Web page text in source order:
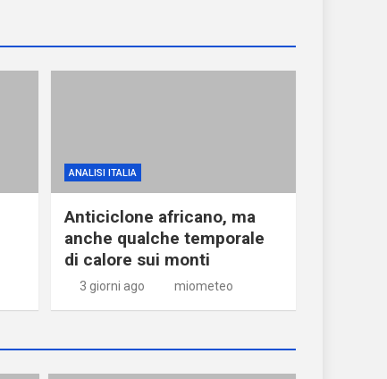
ANALISI ITALIA
Anticiclone africano, ma
anche qualche temporale
di calore sui monti
3 giorni ago miometeo